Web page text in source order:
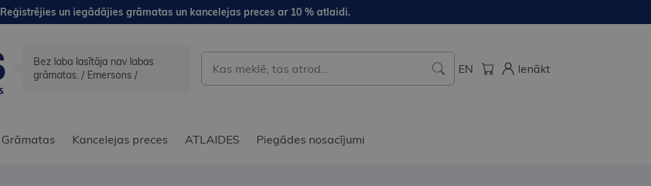
Reģistrējies un iegādājies grāmatas un kancelejas preces ar 10 % atlaidi.
Bez laba lasītāja nav labas
grāmatas. / Emersons /
EN Ienākt
Grāmatas Kancelejas preces ATLAIDES Piegādes nosacījumi